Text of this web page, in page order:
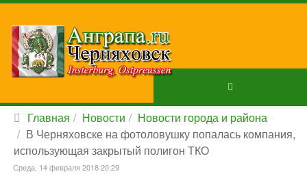
Главная Новости
Новости города и района
В Черняховске на фотоловушку попалась компания,
использующая закрытый полигон ТКО
Среда, 14 февраля 2018 20:29